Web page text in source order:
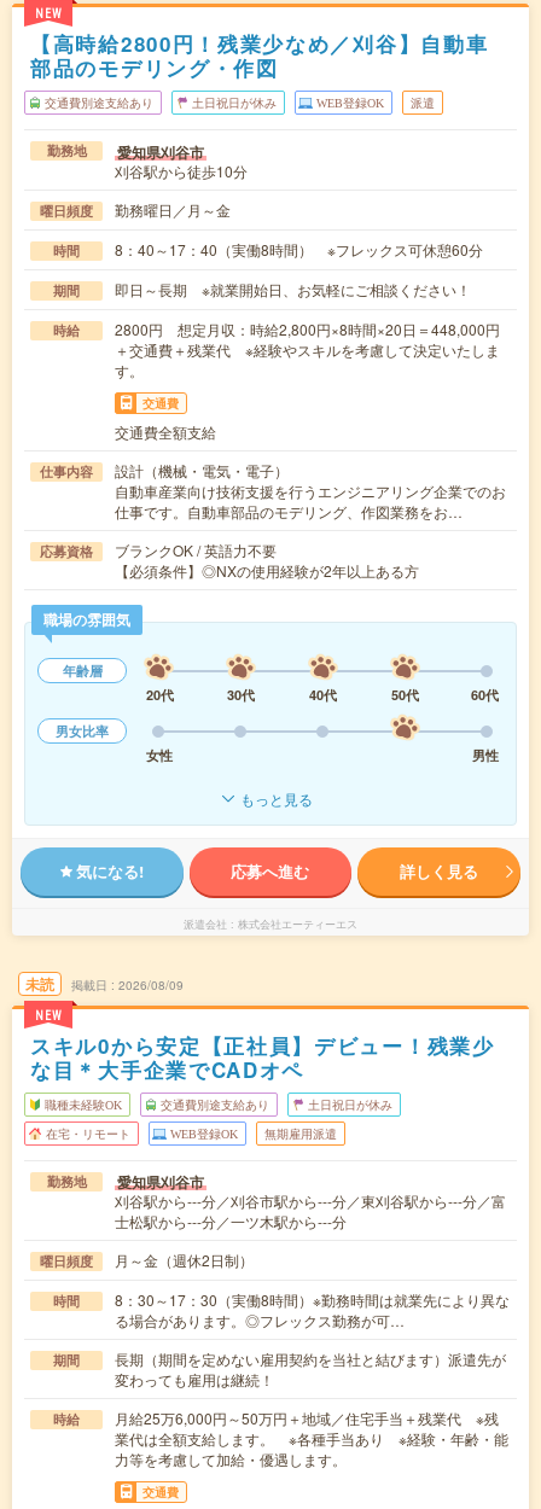
NEW
【高時給2800円！残業少なめ／刈谷】自動車
部品のモデリング・作図
交通費別途支給あり 土日祝日が休み WEB登録OK 派遣
勤務地 愛知県刈谷市
刈谷駅から徒歩10分
曜日頻度 勤務曜日／月～金
時間 8：40～17：40（実働8時間） ※フレックス可休憩60分
期間 即日～長期 ※就業開始日、お気軽にご相談ください！
時給
2800円 想定月収：時給2,800円×8時間×20日＝448,000円
＋交通費＋残業代 ※経験やスキルを考慮して決定いたしま
す。
交通費
交通費全額支給
仕事内容
設計（機械・電気・電子）
自動車産業向け技術支援を行うエンジニアリング企業でのお
仕事です。自動車部品のモデリング、作図業務をお…
応募資格
ブランクOK / 英語力不要
【必須条件】◎NXの使用経験が2年以上ある方
職場の雰囲気
年齢層
20代
30代 40代 50代
60代
男女比率
女性
男性
もっと見る
気になる! 応募へ進む 詳しく見る
派遣会社 株式会社エーティーエス
未読
NEW
掲載日 2026/08/09
スキル0から安定【正社員】デビュー！残業少
な目＊大手企業でCADオペ
職種未経験OK 交通費別途支給あり 土日祝日が休み
在宅・リモート WEB登録OK 無期雇用派遣
勤務地 愛知県刈谷市
刈谷駅から---分／刈谷市駅から---分／東刈谷駅から---分／富
士松駅から---分／一ツ木駅から---分
曜日頻度 月～金（週休2日制）
時間
8：30～17：30（実働8時間）※勤務時間は就業先により異な
る場合があります。◎フレックス勤務が可…
期間
長期（期間を定めない雇用契約を当社と結びます）派遣先が
変わっても雇用は継続！
時給
月給25万6,000円～50万円＋地域／住宅手当＋残業代 ※残
業代は全額支給します。 ※各種手当あり ※経験・年齢・能
力等を考慮して加給・優遇します。
交通費